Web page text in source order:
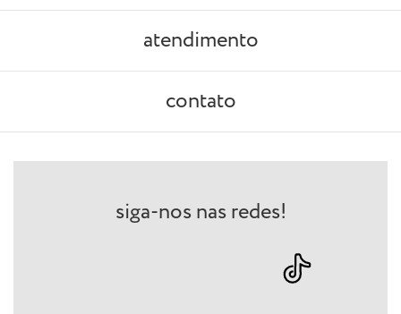
atendimento
contato
siga-nos nas redes!